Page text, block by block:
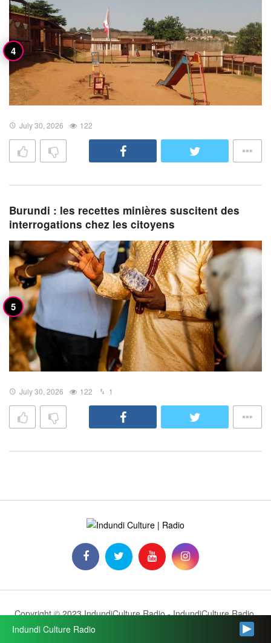
July 30, 2026 122
Burundi : les recettes minières suscitent des
interrogations chez les citoyens
July 30, 2026 122 1
Copyright © 2023 IndundiCulture Radio - IndundiCulture Radio.
Qui nous sommes
Indundi Culture Radio